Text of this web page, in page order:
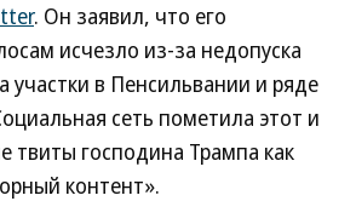
. Он заявил, что его
исчезло из-за недопуска
участки в Пенсильвании и ряде
сеть пометила этот и
твиты господина Трампа как
контент».